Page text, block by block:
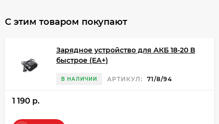
С этим товаром покупают
Зарядное устройство для АКБ 18-20 В
быстрое (ЕА+)
В НАЛИЧИИ АРТИКУЛ: 71/8/94
1 190 p.